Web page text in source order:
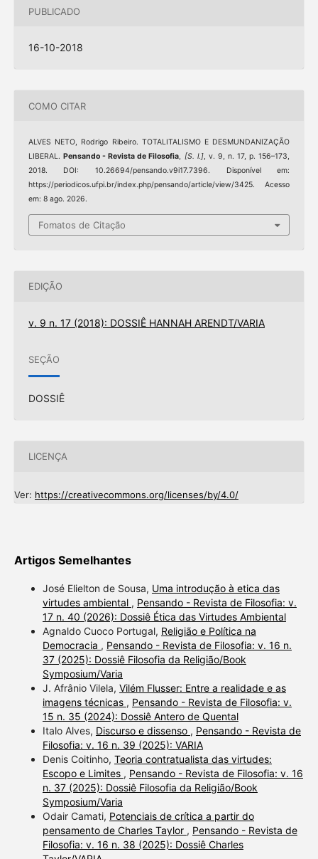
PUBLICADO
16-10-2018
COMO CITAR
ALVES NETO, Rodrigo Ribeiro. TOTALITALISMO E DESMUNDANIZAÇÃO
LIBERAL.Pensando - Revista de Filosofia, [S. l.], v. 9, n. 17, p. 156–173,
2018. DOI: 10.26694/pensando.v9i17.7396. Disponível em:
https://periodicos.ufpi.br/index.php/pensando/article/view/3425. Acesso
em: 8 ago. 2026.
Fomatos de Citação
EDIÇÃO
v. 9 n. 17 (2018): DOSSIÊ HANNAH ARENDT/VARIA
SEÇÃO
DOSSIÊ
LICENÇA
Ver: https://creativecommons.org/licenses/by/4.0/
Artigos Semelhantes
José Elielton de Sousa, Uma introdução à etica das
virtudes ambiental , Pensando - Revista de Filosofia: v.
17 n. 40 (2026): Dossiê Ética das Virtudes Ambiental
Agnaldo Cuoco Portugal, Religião e Política na
Democracia , Pensando - Revista de Filosofia: v. 16 n.
37 (2025): Dossiê Filosofia da Religião/Book
Symposium/Varia
J. Afrânio Vilela, Vilém Flusser: Entre a realidade e as
imagens técnicas , Pensando - Revista de Filosofia: v.
15 n. 35 (2024): Dossiê Antero de Quental
Italo Alves, Discurso e dissenso , Pensando - Revista de
Filosofia: v. 16 n. 39 (2025): VARIA
Denis Coitinho, Teoria contratualista das virtudes:
Escopo e Limites , Pensando - Revista de Filosofia: v. 16
n. 37 (2025): Dossiê Filosofia da Religião/Book
Symposium/Varia
Odair Camati, Potenciais de crítica a partir do
pensamento de Charles Taylor , Pensando - Revista de
Filosofia: v. 16 n. 38 (2025): Dossiê Charles